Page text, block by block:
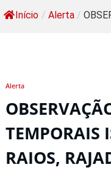
Início / Alerta /
Alerta
TEMPORAIS
RAIOS,